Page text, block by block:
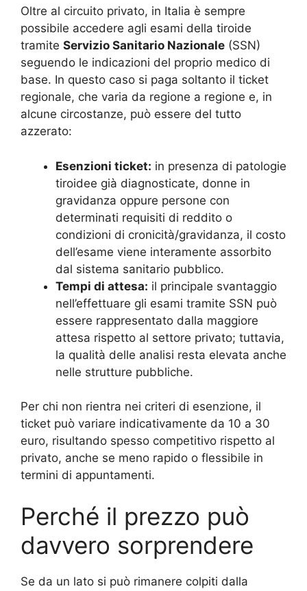
Oltre al circuito privato, in Italia è sempre
possibile accedere agli esami della tiroide
tramite Servizio Sanitario Nazionale (SSN)
seguendo le indicazioni del proprio medico di
base. In questo caso si paga soltanto il ticket
regionale, che varia da regione a regione e, in
alcune circostanze, può essere del tutto
azzerato:
Esenzioni ticket: in presenza di patologie
tiroidee già diagnosticate, donne in
gravidanza oppure persone con
determinati requisiti di reddito o
condizioni di cronicità/gravidanza, il costo
dell’esame viene interamente assorbito
dal sistema sanitario pubblico.
Tempi di attesa: il principale svantaggio
nell’effettuare gli esami tramite SSN può
essere rappresentato dalla maggiore
attesa rispetto al settore privato; tuttavia,
la qualità delle analisi resta elevata anche
nelle strutture pubbliche.
Per chi non rientra nei criteri di esenzione, il
ticket può variare indicativamente da 10 a 30
euro, risultando spesso competitivo rispetto al
privato, anche se meno rapido o flessibile in
termini di appuntamenti.
Perché il prezzo può
davvero sorprendere
Se da un lato si può rimanere colpiti dalla